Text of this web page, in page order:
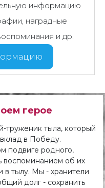
информацию
наградные
и др.
герое
труженик тыла, который
в Победу.
подвиге родного,
воспоминанием об их
в тылу. Мы - хранители
долг - сохранить